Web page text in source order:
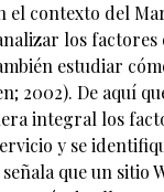
el contexto del
los
estudiar
2002). De aquí
integral los
y se
que un sitio